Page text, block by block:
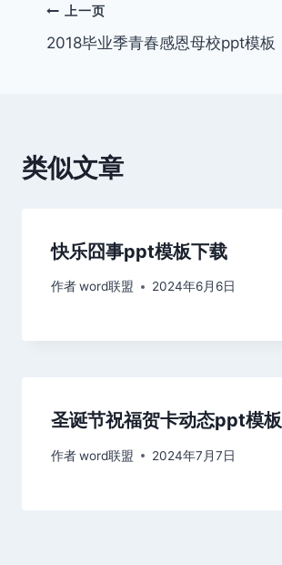
文
章
上一页
2018毕业季青春感恩母校ppt模板
类似文章
快乐囧事ppt模板下载
作者word联盟 2024年6月6日
圣诞节祝福贺卡动态ppt模板
作者word联盟 2024年7月7日